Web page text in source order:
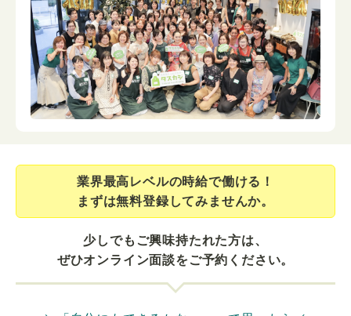
業界最⾼レベルの時給で働ける！
まずは無料登録してみませんか。
少しでもご興味持たれた方は、
ぜひオンライン面談をご予約ください。